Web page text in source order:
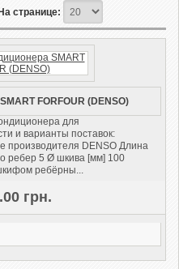
На странице:
FORFOUR (DENSO)
для
и варианты поставок:
производителя DENSO Длина
ребер 5 Ø шкива [мм] 100
ребёрны...
грн.